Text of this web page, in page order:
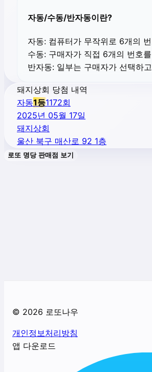
자동/수동/반자동이란?
자동: 컴퓨터가 무작위로 6개의
수동: 구매자가 직접 6개의 번호
반자동: 일부는 구매자가 선택하
돼지상회 당첨 내역
자동1등1172회
2025년 05월 17일
돼지상회
울산 북구 매산로 92 1층
로또 명당 판매점 보기
© 2026 로또나우
개인정보처리방침
앱 다운로드